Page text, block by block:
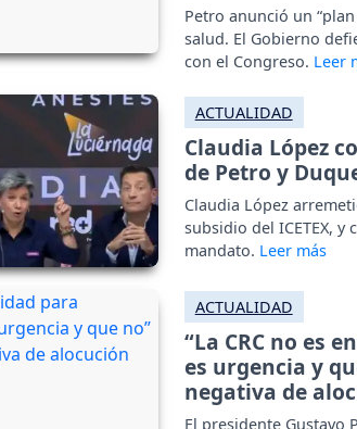
Petro anunció un
salud. El Gobierno
con el Congreso.
ACTUALIDAD
Claudia López
de Petro y
Claudia López
subsidio del ICETEX,
mandato.
ACTUALIDAD
“La CRC no es
es urgencia y
negativa de
El presidente Gustavo